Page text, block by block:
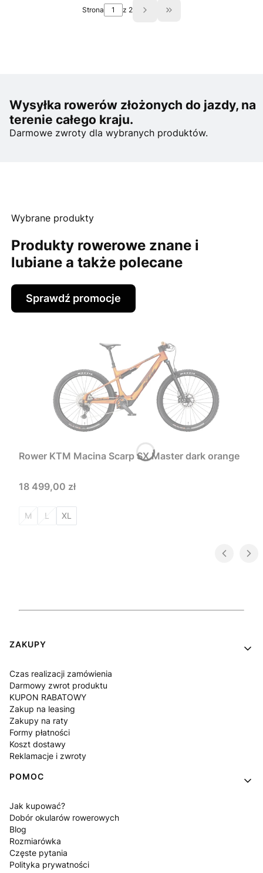
Strona z 2 Przejdź do ostatniej
Wysyłka rowerów złożonych do jazdy, na
terenie całego kraju.
Darmowe zwroty dla wybranych produktów.
Wybrane produkty
Produkty rowerowe znane i
lubiane a także polecane
Sprawdź promocje
Rower KTM Macina Scarp SX Master dark orange
Cena
18 499,00 zł
M L XL
Linki w stopce
ZAKUPY
Czas realizacji zamówienia
Darmowy zwrot produktu
KUPON RABATOWY
Zakup na leasing
Zakupy na raty
Formy płatności
Koszt dostawy
Reklamacje i zwroty
POMOC
Jak kupować?
Dobór okularów rowerowych
Blog
Rozmiarówka
Częste pytania
Polityka prywatności